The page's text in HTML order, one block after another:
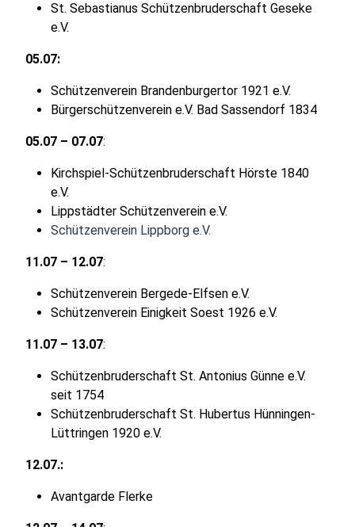
St. Sebastianus Schützenbruderschaft Geseke
e.V.
05.07:
Schützenverein Brandenburgertor 1921 e.V.
Bürgerschützenverein e.V. Bad Sassendorf 1834
05.07 – 07.07:
Kirchspiel-Schützenbruderschaft Hörste 1840
e.V.
Lippstädter Schützenverein e.V.​
Schützenverein Lippborg e.V.
11.07 – 12.07:
Schützenverein Bergede-Elfsen e.V.
Schützenverein Einigkeit Soest 1926 e.V.
11.07 – 13.07:
Schützenbruderschaft St. Antonius Günne e.V.
seit 1754
Schützenbruderschaft St. Hubertus Hünningen-
Lüttringen 1920 e.V.
12.07.:
Avantgarde Flerke